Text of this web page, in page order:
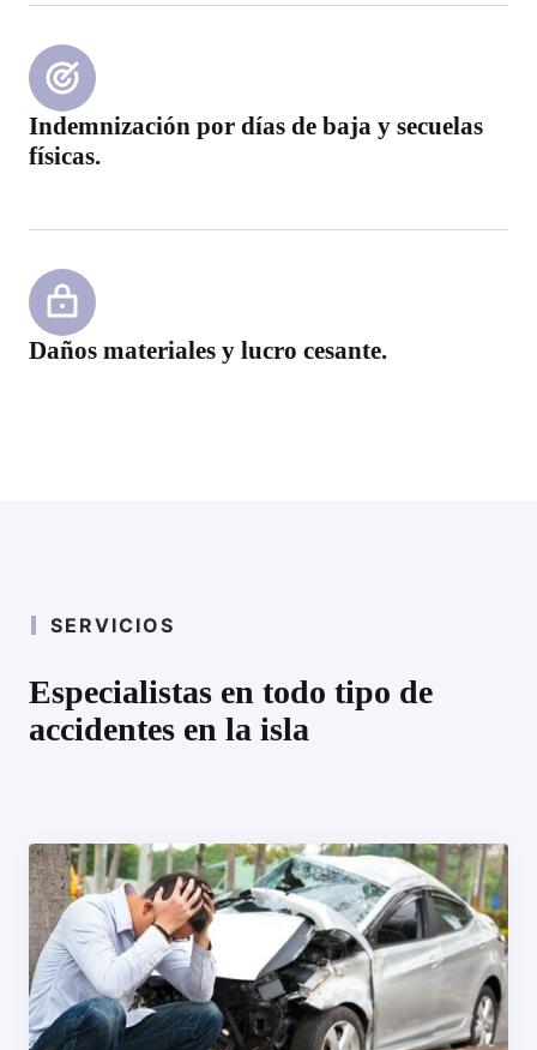
Indemnización por días de baja y secuelas
físicas.
Daños materiales y lucro cesante.
SERVICIOS
Especialistas en todo tipo de
accidentes en la isla